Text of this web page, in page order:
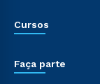
Cursos
Faça parte